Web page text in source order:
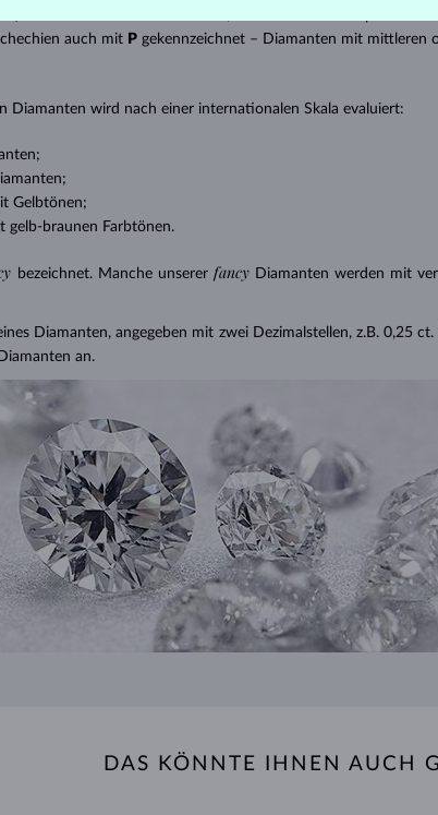
auch mit P gekennzeichnet – Diamanten mit mittleren
Diamanten wird nach einer internationalen Skala evaluiert:
Gelbtönen;
gelb-braunen Farbtönen.
bezeichnet. Manche unserer fancy Diamanten werden mit
Diamanten, angegeben mit zwei Dezimalstellen, z.B. 0,25 ct.
an.
DAS KÖNNTE IHNEN AUCH